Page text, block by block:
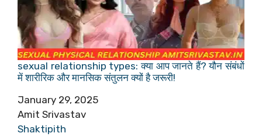
sexual relationship types: क्या आप जानते हैं? यौन संबंधों
में शारीरिक और मानसिक संतुलन क्यों है जरूरी!
Date
January 29, 2025
Author
Amit Srivastav
In relation to
Shaktipith